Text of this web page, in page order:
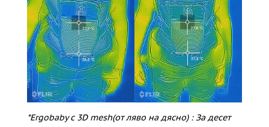
*Ergobaby с 3D mesh(от ляво на дясно) : За десет